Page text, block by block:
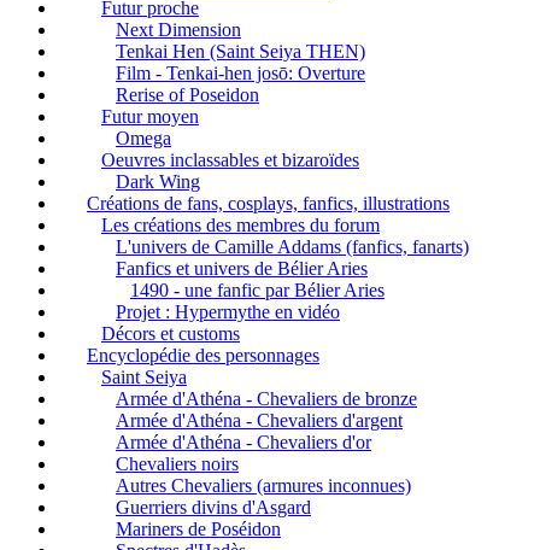
Futur proche
Next Dimension
Tenkai Hen (Saint Seiya THEN)
Film - Tenkai-hen josō: Overture
Rerise of Poseidon
Futur moyen
Omega
Oeuvres inclassables et bizaroïdes
Dark Wing
Créations de fans, cosplays, fanfics, illustrations
Les créations des membres du forum
L'univers de Camille Addams (fanfics, fanarts)
Fanfics et univers de Bélier Aries
1490 - une fanfic par Bélier Aries
Projet : Hypermythe en vidéo
Décors et customs
Encyclopédie des personnages
Saint Seiya
Armée d'Athéna - Chevaliers de bronze
Armée d'Athéna - Chevaliers d'argent
Armée d'Athéna - Chevaliers d'or
Chevaliers noirs
Autres Chevaliers (armures inconnues)
Guerriers divins d'Asgard
Mariners de Poséidon